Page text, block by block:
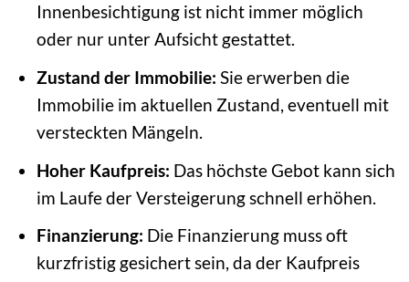
Innenbesichtigung ist nicht immer möglich
oder nur unter Aufsicht gestattet.
Zustand der Immobilie: Sie erwerben die
Immobilie im aktuellen Zustand, eventuell mit
versteckten Mängeln.
Hoher Kaufpreis: Das höchste Gebot kann sich
im Laufe der Versteigerung schnell erhöhen.
Finanzierung: Die Finanzierung muss oft
kurzfristig gesichert sein, da der Kaufpreis